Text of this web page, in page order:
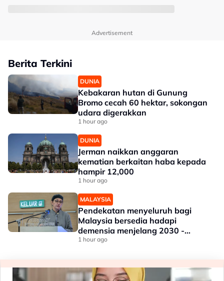
Advertisement
Berita Terkini
DUNIA
Kebakaran hutan di Gunung
Bromo cecah 60 hektar, sokongan
udara digerakkan
1 hour ago
DUNIA
Jerman naikkan anggaran
kematian berkaitan haba kepada
hampir 12,000
1 hour ago
MALAYSIA
Pendekatan menyeluruh bagi
Malaysia bersedia hadapi
demensia menjelang 2030 -
Hanifah
1 hour ago